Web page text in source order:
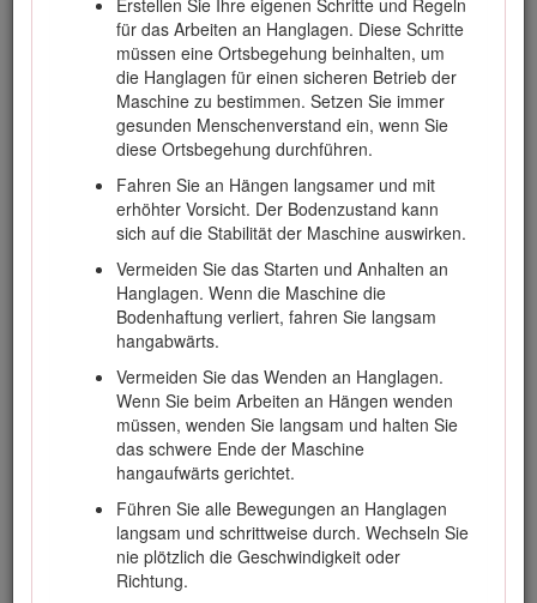
Erstellen Sie Ihre eigenen Schritte und Regeln
für das Arbeiten an Hanglagen. Diese Schritte
müssen eine Ortsbegehung beinhalten, um
die Hanglagen für einen sicheren Betrieb der
Maschine zu bestimmen. Setzen Sie immer
gesunden Menschenverstand ein, wenn Sie
diese Ortsbegehung durchführen.
Fahren Sie an Hängen langsamer und mit
erhöhter Vorsicht. Der Bodenzustand kann
sich auf die Stabilität der Maschine auswirken.
Vermeiden Sie das Starten und Anhalten an
Hanglagen. Wenn die Maschine die
Bodenhaftung verliert, fahren Sie langsam
hangabwärts.
Vermeiden Sie das Wenden an Hanglagen.
Wenn Sie beim Arbeiten an Hängen wenden
müssen, wenden Sie langsam und halten Sie
das schwere Ende der Maschine
hangaufwärts gerichtet.
Führen Sie alle Bewegungen an Hanglagen
langsam und schrittweise durch. Wechseln Sie
nie plötzlich die Geschwindigkeit oder
Richtung.
Warnung zu Proposition 65
Bei Verwendung dieses Produkts sind Sie ggf.
Chemikalien ausgesetzt, die laut den Behörden des
Staates Kalifornien krebserregend wirken,
Geburtsschäden oder andere Defekte des
Reproduktionssystems verursachen.
Sicherheit
Gefahr
Im Arbeitsbereich befinden sich ggf. unterirdische
Versorgungsleitungen. Wenn Sie sie beim Graben
beschädigen, können Sie einen elektrischen Schlag
Markieren Sie alle unterirdischen Leitungen im
Arbeitsbereich und graben nicht in markierten
Bereichen. Kontaktieren Sie den örtlichen